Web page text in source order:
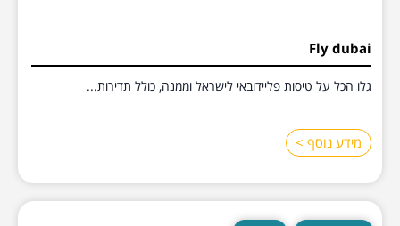
Fly dubai
גלו הכל על טיסות פליידובאי לישראל וממנה, כולל תדירות...
מידע נוסף >